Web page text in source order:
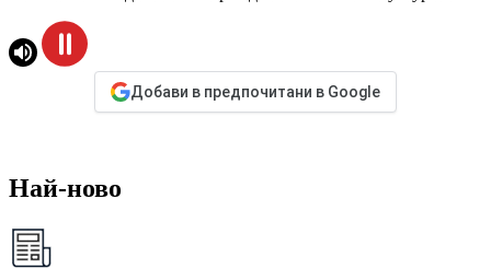
Добави в предпочитани в Google
Най-ново